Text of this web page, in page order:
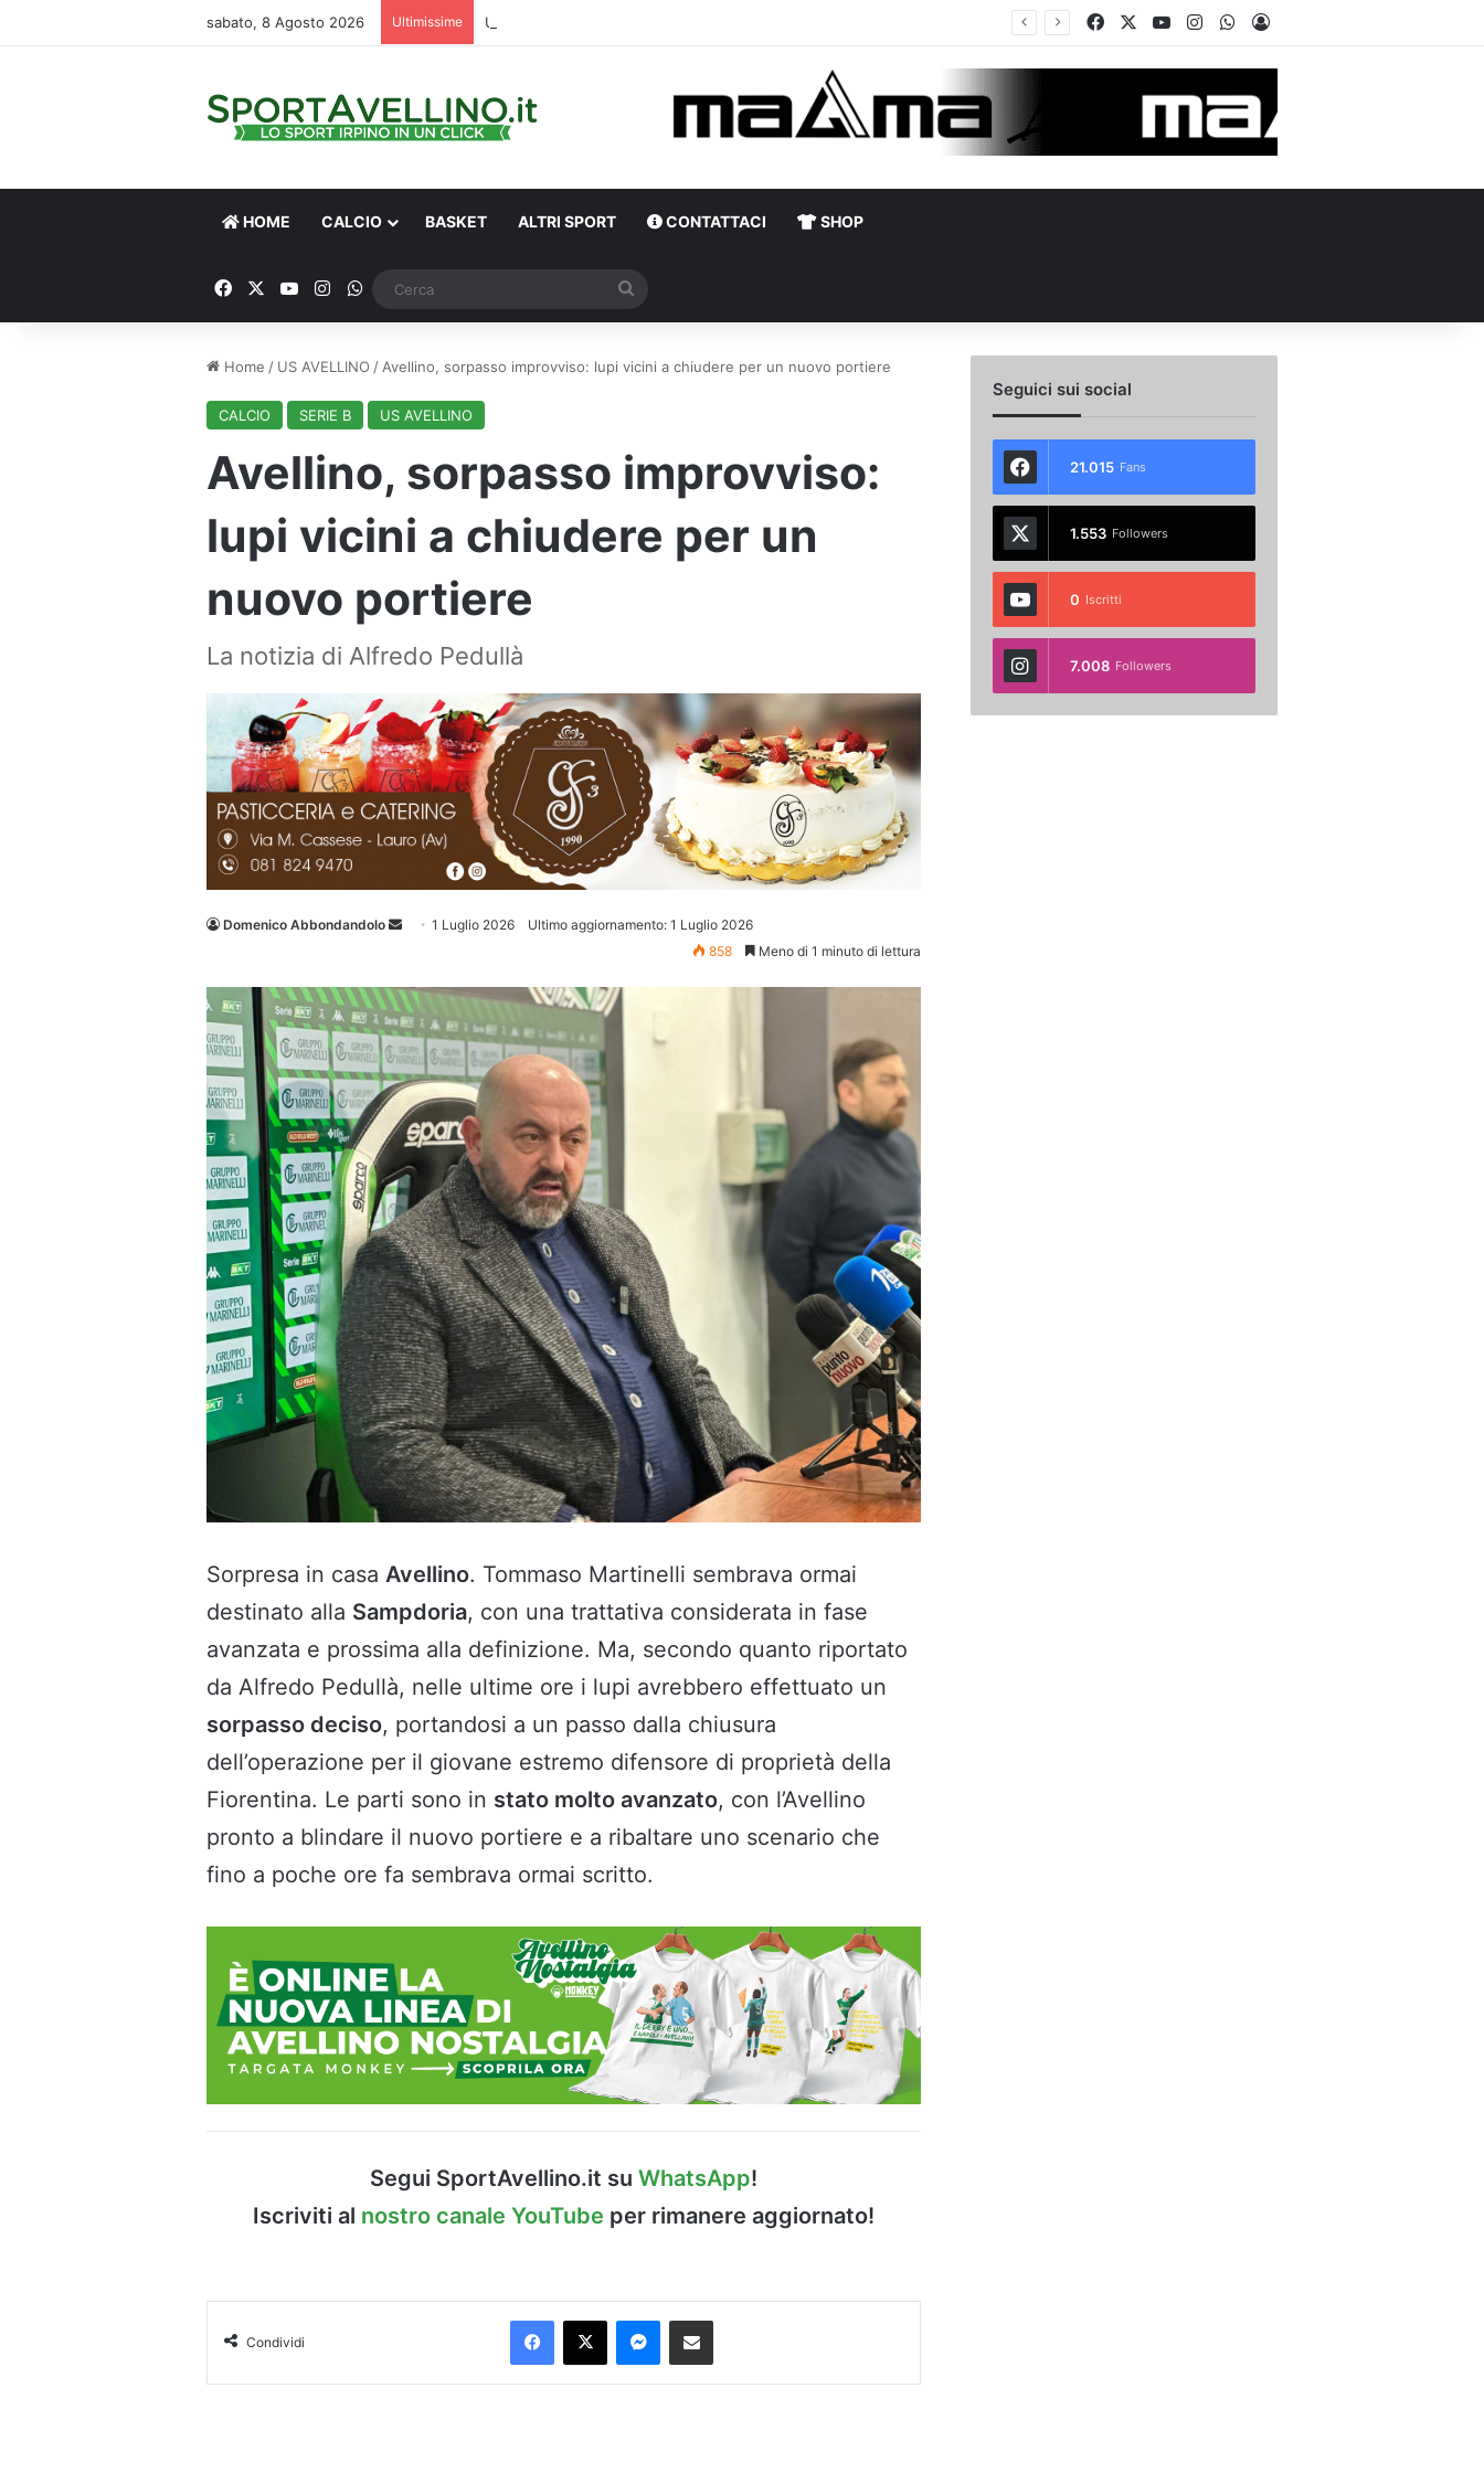
sabato, 8 Agosto 2026 Ultimissime FacebookYou TubeInstagramWhatsApp
Accedi
HOME CALCIO BASKET ALTRI SPORT CONTATTACI SHOP
FacebookYou TubeInstagram
WhatsApp
Home / US AVELLINO / Avellino, sorpasso improvviso: lupi vicini a chiudere per un nuovo portiere
CALCIO SERIE B US AVELLINO
Avellino, sorpasso improvviso:
lupi vicini a chiudere per un
nuovo portiere
La notizia di Alfredo Pedullà
Domenico Abbondandolo
Invia 1 Luglio 2026
Ultimo aggiornamento: 1 Luglio 2026
858
Meno di 1 minuto di lettura
Sorpresa in casa Avellino. Tommaso Martinelli sembrava ormai
destinato alla Sampdoria, con una trattativa considerata in fase
avanzata e prossima alla definizione. Ma, secondo quanto riportato
da Alfredo Pedullà, nelle ultime ore i lupi avrebbero effettuato un
sorpasso deciso, portandosi a un passo dalla chiusura
dell’operazione per il giovane estremo difensore di proprietà della
Fiorentina. Le parti sono in stato molto avanzato, con l’Avellino
pronto a blindare il nuovo portiere e a ribaltare uno scenario che
fino a poche ore fa sembrava ormai scritto.
Segui SportAvellino.it su WhatsApp!
Iscriviti al nostro canale YouTube per rimanere aggiornato!
Condividi
Facebook
X Messenger
Condividi via Email
Seguici sui social
21.015 Fans
1.553 Followers
0 Iscritti
7.008 Followers